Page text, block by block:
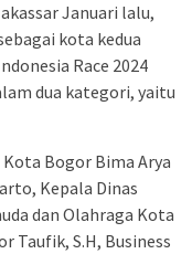
Januari lalu,
kota kedua
Race 2024
dua kategori, yaitu
Bogor Bima Arya
Kepala Dinas
dan Olahraga Kota
Taufik, S.H, Business